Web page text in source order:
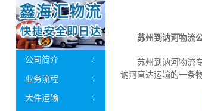
苏州到讷河物流
苏州到讷河物流专
讷河直达运输的一条
公司简介
业务流程
大件运输